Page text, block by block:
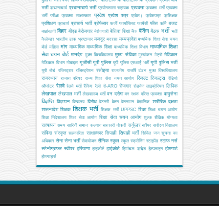
भर्ती प्रधानाचार्य प्रधानाचार्य भर्ती प्रयोगशाला सहायक प्रवक्ता प्रवक्ता भर्ती प्रवक्ता
भर्ती परीक्षा
प्रवक्ता साक्षात्कार प्रवेश प्रवेश पत्र प्रवेश। प्रवेशपत्र प्रशिक्षक
प्रशिक्षण प्राचार्य प्राचार्य भर्ती प्रोफेसर फर्जी फार्मासिस्ट फार्मेसी फीस फॉर्म बजट
बर्खास्तगी बिहार बीएड बेरोजगार बेरोजगारी बेसिक शिक्षा बैंक बैंकिंग बैठक भर्ती भर्ती
कैलेण्डर भारतीय डाक भ्रष्टाचार मजदूर मदरसा मध्यप्रदेश मध्यमिक शिक्षा सेवा चयन
बोर्ड महिला मांग माध्यमिक माध्यमिक शिक्षा माध्यमिक शिक्षा विभाग माध्यमिक शिक्षा
सेवा चयन बोर्ड मानदेय मुक्त विश्वविद्यालय मुख्य सेविका मूल्यांकन मेट्रो मेडिकल
मेडिकल विभाग मोबाइल यूजीसी यूपी पुलिस यूपी पुलिस एसआई भर्ती यूपी पुलिस भर्ती
यूपी बोर्ड रजिस्ट्रार रजिस्ट्रेशन रसोइया राजकीय राजर्षि टंडन मुक्त विश्वविद्यालय
राजस्थान राजस्व परिषद राज्य शिक्षा सेवा चयन आयोग रिजल्ट रिजल्ट्स
रेडियो
ऑपरेटर रेलवे रेलवे भर्ती रैंकिंग रैली रो-ARO रोजगार रोडवेज लाइब्रेरियन लिपिक
लेखपाल लेखपाल भर्ती लेखपालज भर्ती वन दरोगा वन रक्षक वरिष्ठ प्रवक्ता वायुसेना
विज्ञप्ति विज्ञापन विद्यालय विरोध वेटनरी वेतन वेतनमान वैज्ञानिक
शारीरिक दक्षता
शासनादेश शिक्षक शिक्षक भर्ती शिक्षक भर्ती UPPSC शिक्षा शिक्षा चयन आयोग
शिक्षा निदेशालय शिक्षा सेवा आयोग शिक्षा सेवा चयन आयोग शुल्क शैक्षिक योग्यता
सत्यापन समय सारिणी समाज कल्याण सरकारी नौकरी सर्कुलर सर्वेयर सर्वोदय विद्यालय
संविदा संस्कृत सहकारिता साक्षात्कार सिपाही सिपाही भर्ती सिविल जज सूचना का
अधिकार सेना सेना भर्ती सेवायोजन सैनिक स्कूल स्कूल स्क्रीनिंग स्टाइपेंड स्टाफ नर्स
स्टेनोग्राफर स्वीपर हरियाणा हाइकोर्ट हाईकोर्ट हिमांचल प्रदेश हेल्पलाइन होमगार्ड
होमगार्ड्स